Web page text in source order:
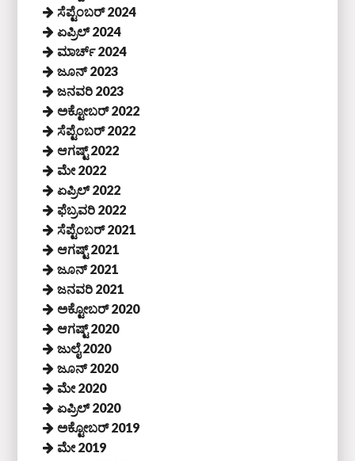
ಸೆಪ್ಟೆಂಬರ್ 2024
ಏಪ್ರಿಲ್ 2024
ಮಾರ್ಚ್ 2024
ಜೂನ್ 2023
ಜನವರಿ 2023
ಅಕ್ಟೋಬರ್ 2022
ಸೆಪ್ಟೆಂಬರ್ 2022
ಆಗಷ್ಟ್ 2022
ಮೇ 2022
ಏಪ್ರಿಲ್ 2022
ಫೆಬ್ರವರಿ 2022
ಸೆಪ್ಟೆಂಬರ್ 2021
ಆಗಷ್ಟ್ 2021
ಜೂನ್ 2021
ಜನವರಿ 2021
ಅಕ್ಟೋಬರ್ 2020
ಆಗಷ್ಟ್ 2020
ಜುಲೈ 2020
ಜೂನ್ 2020
ಮೇ 2020
ಏಪ್ರಿಲ್ 2020
ಅಕ್ಟೋಬರ್ 2019
ಮೇ 2019